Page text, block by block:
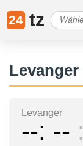
24 tz
Levanger
-- --